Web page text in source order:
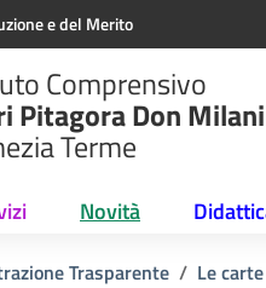
e del Merito
Comprensivo
Pitagora Don Milani
Terme
Novità
Trasparente Le